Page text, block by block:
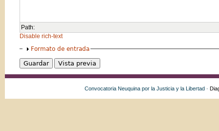
Path:
Disable rich-text
Formato de entrada
Convocatoria Neuquina por la Justicia y la Libertad ·